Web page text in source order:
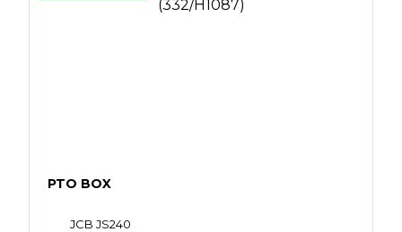
PTO BOX
JCB JS240